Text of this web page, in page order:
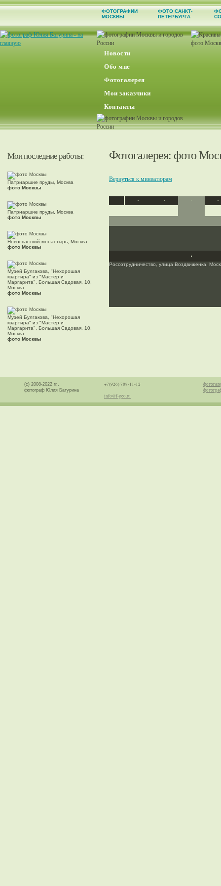
ФОТОГРАФИИ
МОСКВЫ
ФОТО САНКТ-
ПЕТЕРБУРГА
Новости
Обо мне
Фотогалерея
Мои заказчики
Контакты
Мои последние работы:
Патриаршие пруды, Москва
фото Москвы
Патриаршие пруды, Москва
фото Москвы
Новоспасский монастырь, Москва
фото Москвы
Музей Булгакова, "Нехорошая
квартира" из "Мастер и
Маргарита", Большая Садовая, 10,
Москва
фото Москвы
Музей Булгакова, "Нехорошая
квартира" из "Мастер и
Маргарита", Большая Садовая, 10,
Москва
фото Москвы
Фотогалерея: фото
Вернуться к миниатюрам
Россотрудничество, улица Воздвиженка,
(с) 2008-2022 гг.,
фотограф Юлия Батурина
+7(926) 788-11-12
info@f-geo.ru